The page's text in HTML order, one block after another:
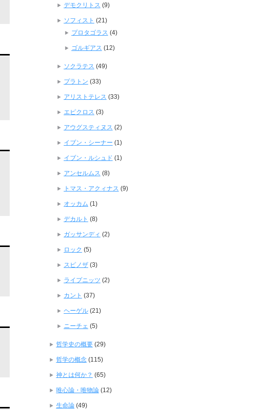
デモクリトス (9)
ソフィスト (21)
プロタゴラス (4)
ゴルギアス (12)
ソクラテス (49)
プラトン (33)
アリストテレス (33)
エピクロス (3)
アウグスティヌス (2)
イブン・シーナー (1)
イブン・ルシュド (1)
アンセルムス (8)
トマス・アクィナス (9)
オッカム (1)
デカルト (8)
ガッサンディ (2)
ロック (5)
スピノザ(3)
ライプニッツ (2)
カント (37)
ヘーゲル(21)
ニーチェ (5)
哲学史の概要(29)
哲学の概念(115)
神とは何か？ (65)
唯心論・唯物論(12)
生命論(49)